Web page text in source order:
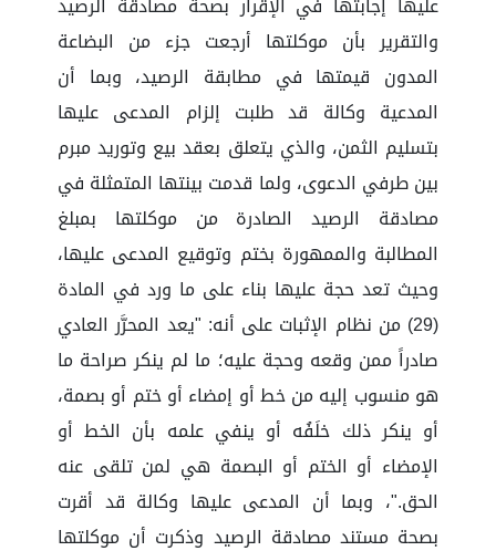
والتقرير بأن موكلتها أرجعت جزء من البضاعة
المدون قيمتها في مطابقة الرصيد، وبما أن
المدعية وكالة قد طلبت إلزام المدعى عليها
بتسليم الثمن، والذي يتعلق بعقد بيع وتوريد مبرم
بين طرفي الدعوى، ولما قدمت بينتها المتمثلة في
مصادقة الرصيد الصادرة من موكلتها بمبلغ
المطالبة والممهورة بختم وتوقيع المدعى عليها،
وحيث تعد حجة عليها بناء على ما ورد في المادة
(29) من نظام الإثبات على أنه: "يعد المحرَّر العادي
صادراً ممن وقعه وحجة عليه؛ ما لم ينكر صراحة ما
هو منسوب إليه من خط أو إمضاء أو ختم أو بصمة،
أو ينكر ذلك خلَفُه أو ينفي علمه بأن الخط أو
الإمضاء أو الختم أو البصمة هي لمن تلقى عنه
الحق."، وبما أن المدعى عليها وكالة قد أقرت
بصحة مستند مصادقة الرصيد وذكرت أن موكلتها